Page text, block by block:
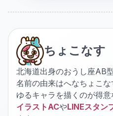
ちょこなす
北海道出身のおうし座AB型
名前の由来はへなちょこな
ゆるキャラを描くのが得意
イラストACやLINEスタン